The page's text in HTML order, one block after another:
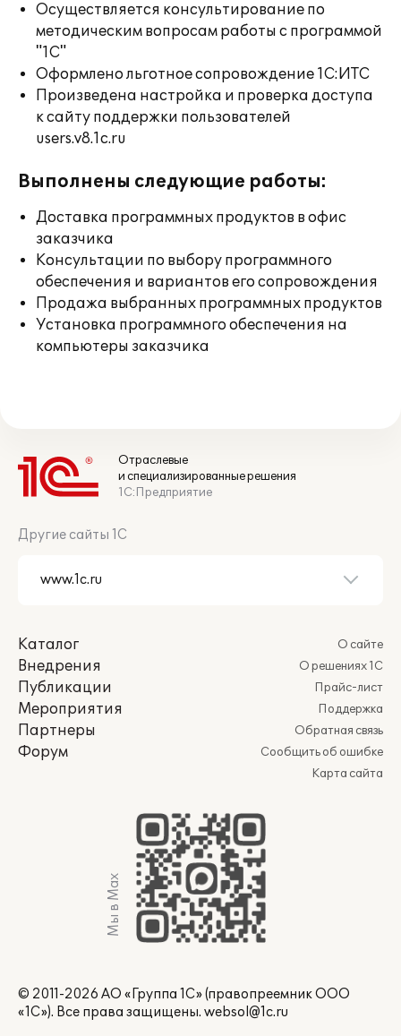
Осуществляется консультирование по
методическим вопросам работы с программой
"1С"
Оформлено льготное сопровождение 1С:ИТС
Произведена настройка и проверка доступа
к сайту поддержки пользователей
users.v8.1c.ru
Выполнены следующие работы:
Доставка программных продуктов в офис
заказчика
Консультации по выбору программного
обеспечения и вариантов его сопровождения
Продажа выбранных программных продуктов
Установка программного обеспечения на
компьютеры заказчика
Отраслевые
и специализированные решения
1С:Предприятие
Другие сайты 1С
Каталог
Внедрения
Публикации
Мероприятия
Партнеры
Форум
О сайте
О решениях 1С
Прайс-лист
Поддержка
Обратная связь
Сообщить об ошибке
Карта сайта
Мы в Max
© 2011-2026 АО «Группа 1С» (правопреемник ООО
«1С»). Все права защищены. websol@1c.ru